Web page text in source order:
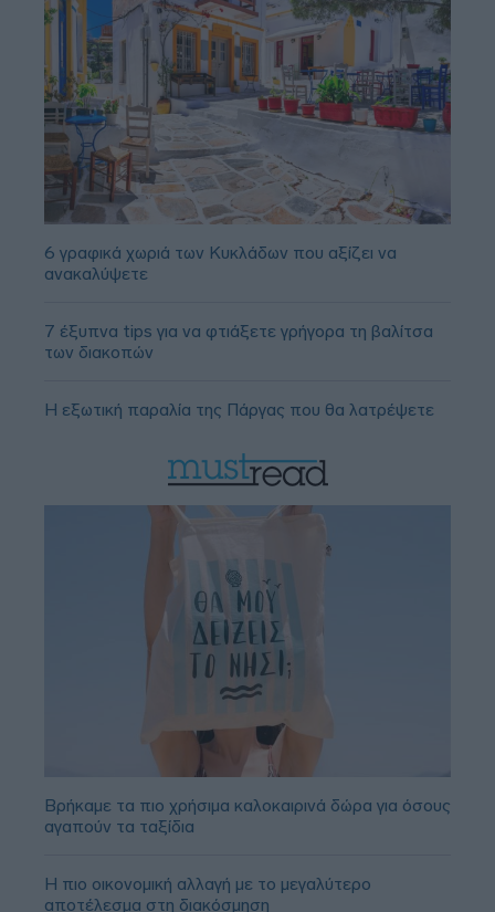
6 γραφικά χωριά των Κυκλάδων που αξίζει να
ανακαλύψετε
7 έξυπνα tips για να φτιάξετε γρήγορα τη βαλίτσα
των διακοπών
Η εξωτική παραλία της Πάργας που θα λατρέψετε
Βρήκαμε τα πιο χρήσιμα καλοκαιρινά δώρα για όσους
αγαπούν τα ταξίδια
Η πιο οικονομική αλλαγή με το μεγαλύτερο
αποτέλεσμα στη διακόσμηση